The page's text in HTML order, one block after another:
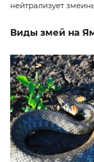
нейтрализует
Виды змей на